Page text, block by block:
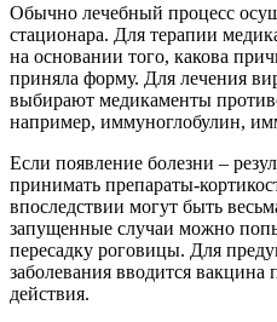
Обычно лечебный процесс
стационара. Для терапии
на основании того, какова
приняла форму. Для лечения
выбирают медикаменты
например, иммуноглобулин,
Если появление болезни –
принимать препараты-
впоследствии могут быть
запущенные случаи можно
пересадку роговицы. Для
заболевания вводится вакцина
действия.